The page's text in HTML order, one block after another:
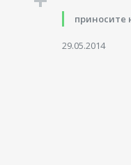
приносите
29.05.2014